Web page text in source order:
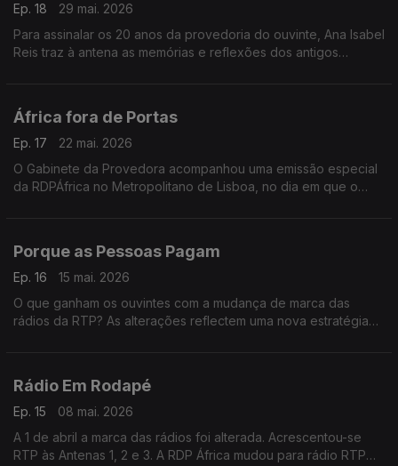
Ep. 18
29 mai. 2026
Para assinalar os 20 anos da provedoria do ouvinte, Ana Isabel
Reis traz à antena as memórias e reflexões dos antigos
África fora de Portas
Ep. 17
22 mai. 2026
O Gabinete da Provedora acompanhou uma emissão especial
da RDPÁfrica no Metropolitano de Lisboa, no dia em que o
Porque as Pessoas Pagam
Ep. 16
15 mai. 2026
O que ganham os ouvintes com a mudança de marca das
rádios da RTP? As alterações reflectem uma nova estratégia
Rádio Em Rodapé
Ep. 15
08 mai. 2026
A 1 de abril a marca das rádios foi alterada. Acrescentou-se
RTP às Antenas 1, 2 e 3. A RDP África mudou para rádio RTP